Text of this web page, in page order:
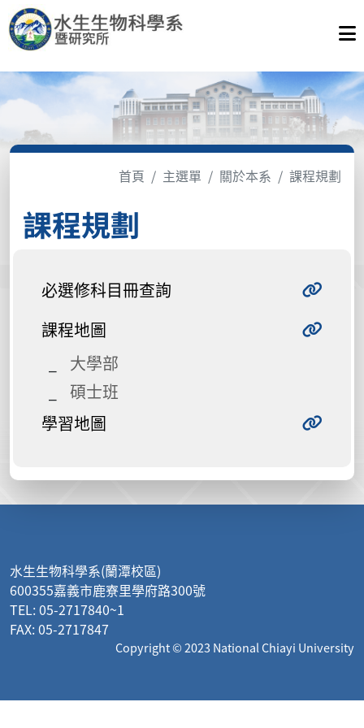
首頁 主選單 關於本系 課程規劃
課程規劃
必選修科目冊查詢
課程地圖
大學部
碩士班
學習地圖
水生生物科學系(蘭潭校區)
600355嘉義市鹿寮里學府路300號
TEL: 05-2717840~1
FAX: 05-2717847
Copyright © 2023 National Chiayi University